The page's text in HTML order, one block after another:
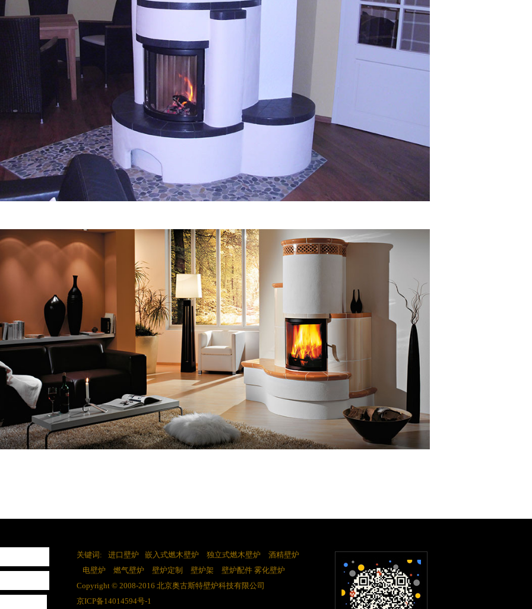
关键词: 进口壁炉 嵌入式燃木壁炉 独立式燃木壁炉
酒精壁炉
电壁炉
燃气壁炉 壁炉定制 壁炉架 壁炉配件 雾化壁炉
Copyright © 2008-2016 北京奥古斯特壁炉科技有限公司
京ICP备14014594号-1